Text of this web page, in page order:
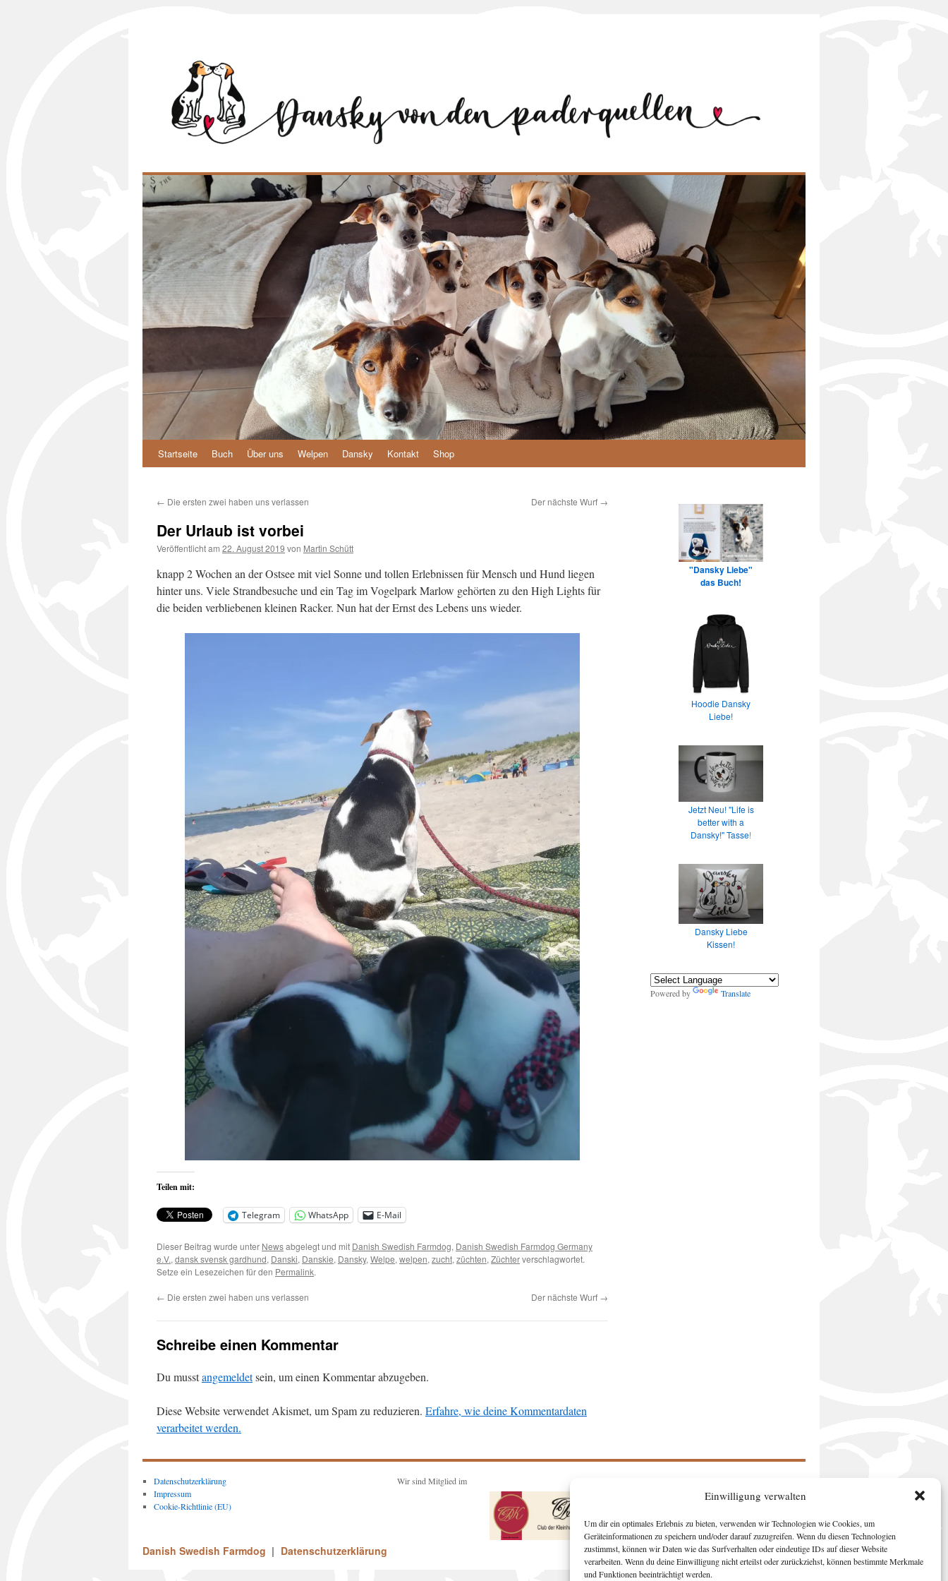
Einwilligung verwalten
Um dir ein optimales Erlebnis zu bieten, verwenden wir Technologien wie Cookies, um
Geräteinformationen zu speichern und/oder darauf zuzugreifen. Wenn du diesen Technologien
zustimmst, können wir Daten wie das Surfverhalten oder eindeutige IDs auf dieser Website
verarbeiten. Wenn du deine Einwilligung nicht erteilst oder zurückziehst, können bestimmte Merkmale
und Funktionen beeinträchtigt werden.
Zum
springen
Startseite Buch Über uns Welpen Dansky Kontakt Shop
← Die ersten zwei haben uns verlassen Der nächste Wurf →
Der Urlaub ist vorbei
Veröffentlicht am 22. August 2019 von Martin Schütt
knapp 2 Wochen an der Ostsee mit viel Sonne und tollen Erlebnissen für Mensch und Hund liegen
hinter uns. Viele Strandbesuche und ein Tag im Vogelpark Marlow gehörten zu den High Lights für
die beiden verbliebenen kleinen Racker. Nun hat der Ernst des Lebens uns wieder.
Teilen mit:
Telegram WhatsApp E-Mail
Dieser Beitrag wurde unter Newsabgelegt und mit Danish Swedish Farmdog, Danish Swedish Farmdog Germany
e.V., dansk svensk gardhund, Danski, Danskie, Dansky, Welpe, welpen, zucht, züchten, Züchterverschlagwortet.
Setze ein Lesezeichen für den Permalink.
← Die ersten zwei haben uns verlassen Der nächste Wurf →
Schreibe einen Kommentar
Du musstangemeldetsein, um einen Kommentar abzugeben.
Diese Website verwendet Akismet, um Spam zu reduzieren. Erfahre, wie deine Kommentardaten
verarbeitet werden.
"Dansky Liebe"
das Buch!
Hoodie Dansky
Liebe!
Jetzt Neu! "Life is
better with a
Dansky!" Tasse!
Dansky Liebe
Kissen!
Powered by Translate
Datenschutzerklärung
Impressum
Cookie-Richtlinie (EU)
Wir sind Mitglied im
Danish Swedish Farmdog Datenschutzerklärung